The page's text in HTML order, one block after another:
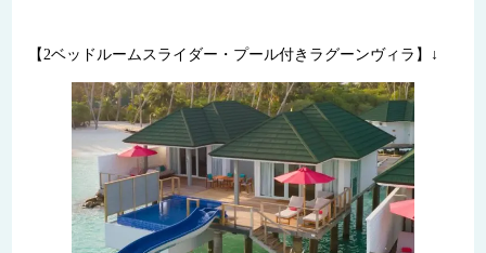
【2ベッドルームスライダー・プール付きラグーンヴィラ】↓